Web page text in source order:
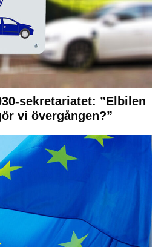
sekretariatet: ”Elbilen
vi övergången?”